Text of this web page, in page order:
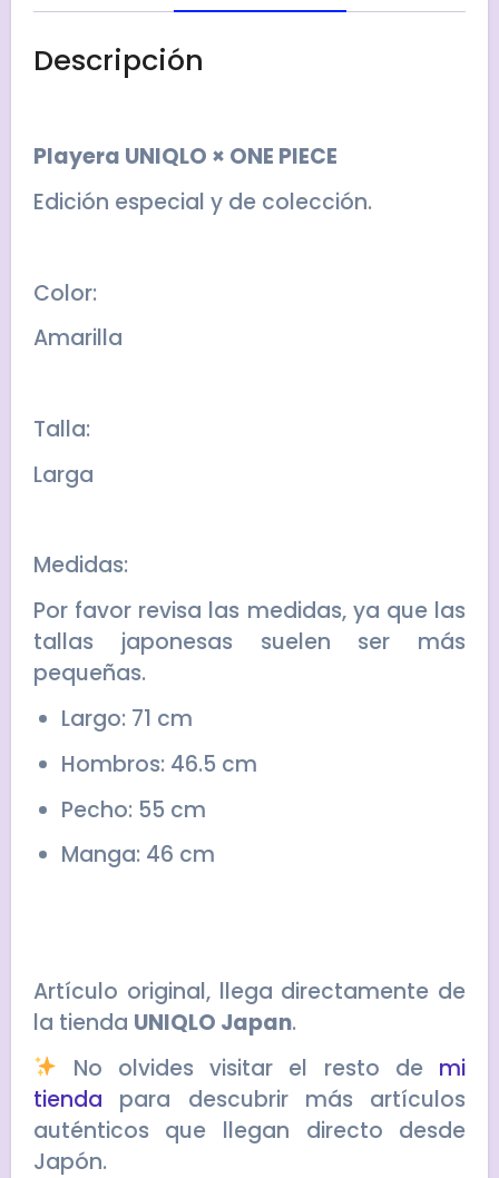
Descripción
Playera UNIQLO × ONE PIECE
Edición especial y de colección.
Color:
Amarilla
Talla:
Larga
Medidas:
Por favor revisa las medidas, ya que las
tallas japonesas suelen ser más
pequeñas.
Largo: 71 cm
Hombros: 46.5 cm
Pecho: 55 cm
Manga: 46 cm
Artículo original, llega directamente de
la tienda UNIQLO Japan.
No olvides visitar el resto de mi
tienda para descubrir más artículos
auténticos que llegan directo desde
Japón.